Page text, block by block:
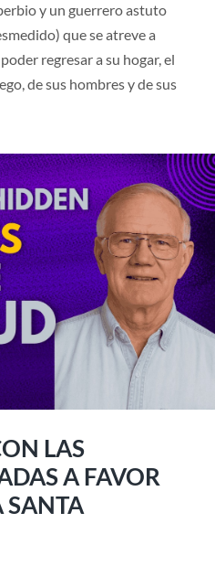
y un guerrero astuto
que se atreve a
regresar a su hogar, el
de sus hombres y de sus
LAS
A FAVOR
SANTA